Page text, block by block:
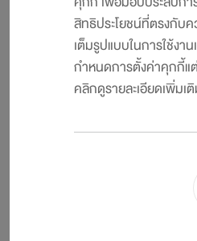
สิทธิประโยชน์ที่ตรงกับ
เต็มรูปแบบในการใช้ง
กำหนดการตั้งค่าคุกกี้แ
คลิกดูรายละเอียดเพิ่มเ